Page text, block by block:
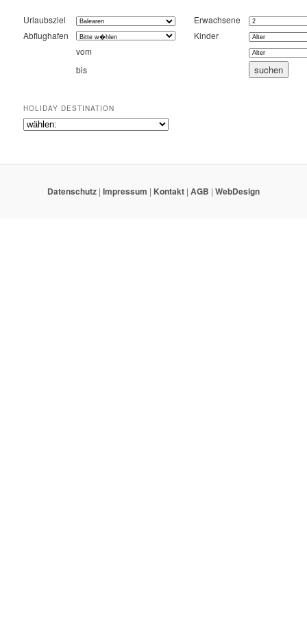
Urlaubsziel
Erwachsene
Abflughafen
Kinder
vom
bis
HOLIDAY DESTINATION
Datenschutz | Impressum | Kontakt | AGB | WebDesign